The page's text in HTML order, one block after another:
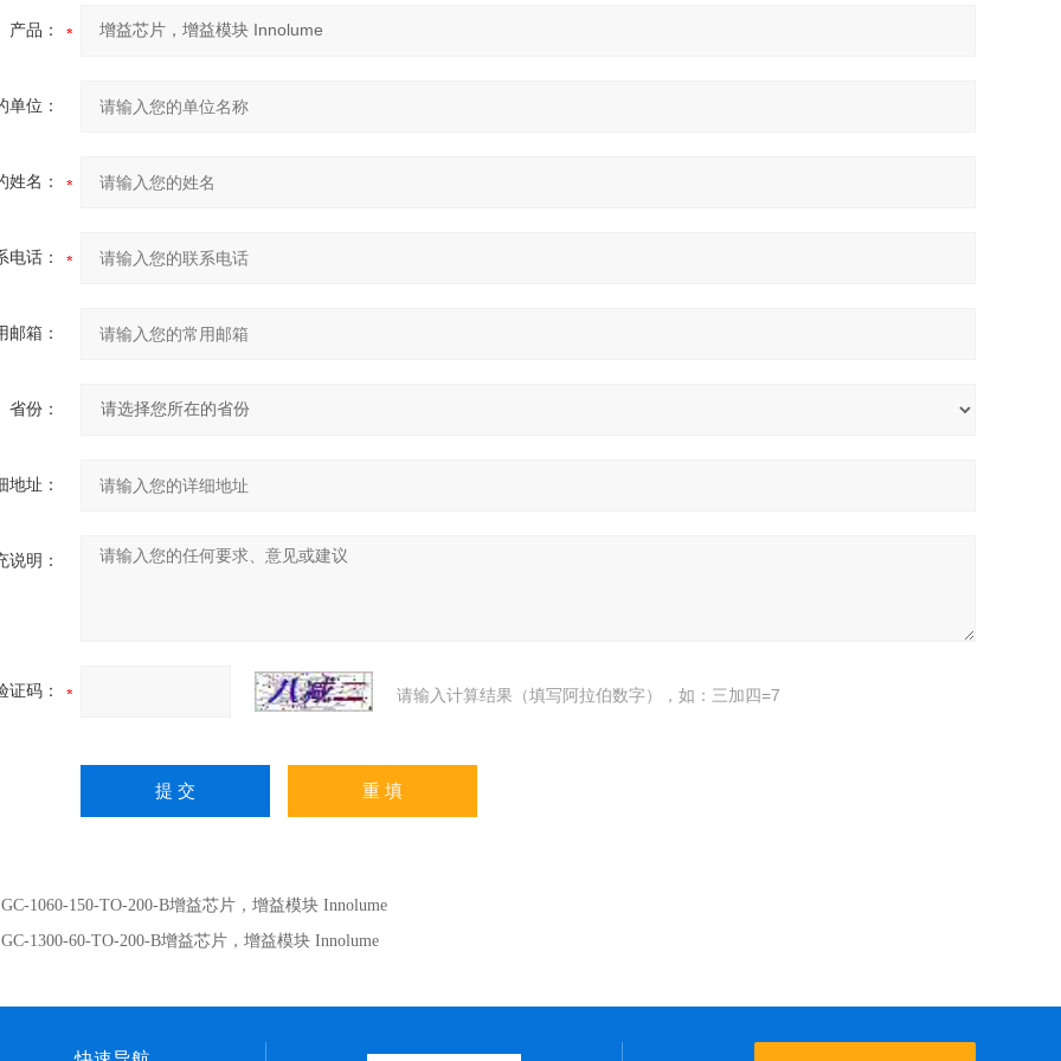
产品：
单位：
姓名：
电话：
邮箱：
省份：
地址：
说明：
证码： 请输入计算结果（填写阿拉伯数字），如：三加四=7
GC-1060-150-TO-200-B增益芯片，增益模块 Innolume
GC-1300-60-TO-200-B增益芯片，增益模块 Innolume